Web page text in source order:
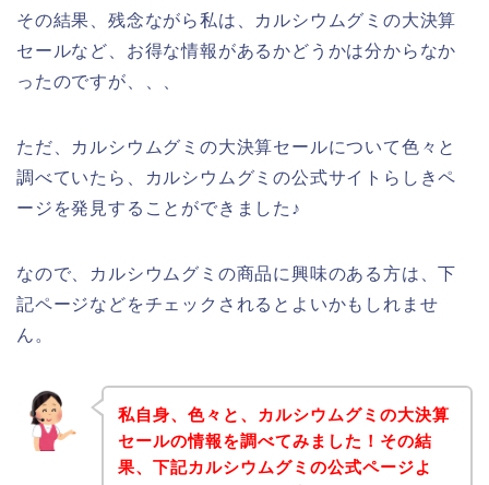
その結果、残念ながら私は、カルシウムグミの大決算
セールなど、お得な情報があるかどうかは分からなか
ったのですが、、、
ただ、カルシウムグミの大決算セールについて色々と
調べていたら、カルシウムグミの公式サイトらしきペ
ージを発見することができました♪
なので、カルシウムグミの商品に興味のある方は、下
記ページなどをチェックされるとよいかもしれませ
ん。
私自身、色々と、カルシウムグミの大決算
セールの情報を調べてみました！その結
果、下記カルシウムグミの公式ページよ